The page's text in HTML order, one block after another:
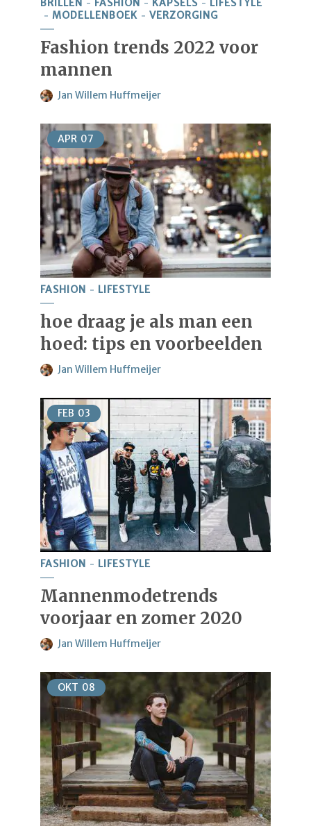
BRILLEN FASHION KAPSELS
LIFESTYLE
MODELLENBOEK
VERZORGING
Fashion trends 2022 voor
mannen
Jan Willem Huffmeijer
APR 07
FASHION LIFESTYLE
hoe draag je als man een
hoed: tips en voorbeelden
Jan Willem Huffmeijer
FEB 03
FASHION LIFESTYLE
Mannenmodetrends
voorjaar en zomer 2020
Jan Willem Huffmeijer
OKT 08